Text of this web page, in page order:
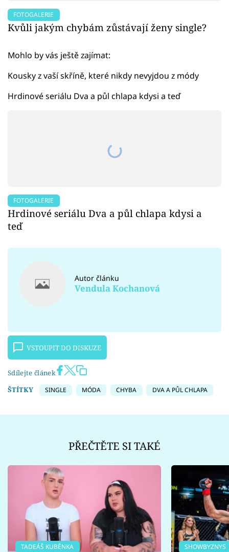
FOTOGALERIE
Kvůli jakým chybám zůstávají ženy single?
Mohlo by vás ještě zajímat:
Kousky z vaší skříně, které nikdy nevyjdou z módy
Hrdinové seriálu Dva a půl chlapa kdysi a teď
FOTOGALERIE
Hrdinové seriálu Dva a půl chlapa kdysi a
teď
Autor článku
Vendula Kochanová
VSTOUPIT DO DISKUZE
Sdílejte článek
ŠTÍTKY
SINGLE MÓDA CHYBA DVA A PŮL CHLAPA
PŘEČTĚTE SI TAKÉ
TADEÁŠ KUBĚNKA SHOWBYZNYS